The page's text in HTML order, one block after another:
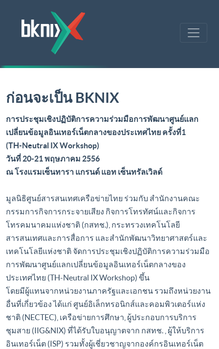
ก่อนจะเป็น BKNIX
การประชุมเชิงปฏิบัติการความร่วมมือการพัฒนาศูนย์แลก
เปลี่ยนข้อมูลอินเทอร์เน็ตกลางของประเทศไทย ครั้งที่1
(TH-Neutral IX Workshop)
วันที่ 20-21 พฤษภาคม 2556
ณ โรงแรมเซ็นทารา แกรนด์ แอท เซ็นทรัลเวิลด์
มูลนิธิศูนย์สารสนเทศเครือข่ายไทย ร่วมกับ สำนักงานคณะ
กรรมการกิจการกระจายเสียง กิจการโทรทัศน์และกิจการ
โทรคมนาคมแห่งชาติ (กสทช.), กระทรวงเทคโนโลยี
สารสนเทศและการสื่อการ และสำนักพัฒนาวิทยาศาสตร์และ
เทคโนโลยีแห่งชาติ จัดการประชุมเชิงปฏิบัติการความร่วมมือ
การพัฒนาศูนย์แลกเปลี่ยนข้อมูลอินเทอร์เน็ตกลางของ
ประเทศไทย (TH-Neutral IX Workshop) ขึ้น
โดยมีผู้แทนจากหน่วยงานภาครัฐและเอกชน รวมถึงหน่วยงาน
อื่นที่เกี่ยวข้อง ได้แก่ ศูนย์อิเล็กทรอนิกส์และคอมพิวเตอร์แห่ง
ชาติ (NECTEC), เครือข่ายการศึกษา, ผู้ประกอบการบริการ
ชุมสาย (IIG&NIX) ที่ได้รับใบอนุญาตจาก กสทช. , ผู้ให้บริการ
อินเทอร์เน็ต (ISP) รวมทั้งผู้เชี่ยวชาญจากองค์กรอินเทอร์เน็ต